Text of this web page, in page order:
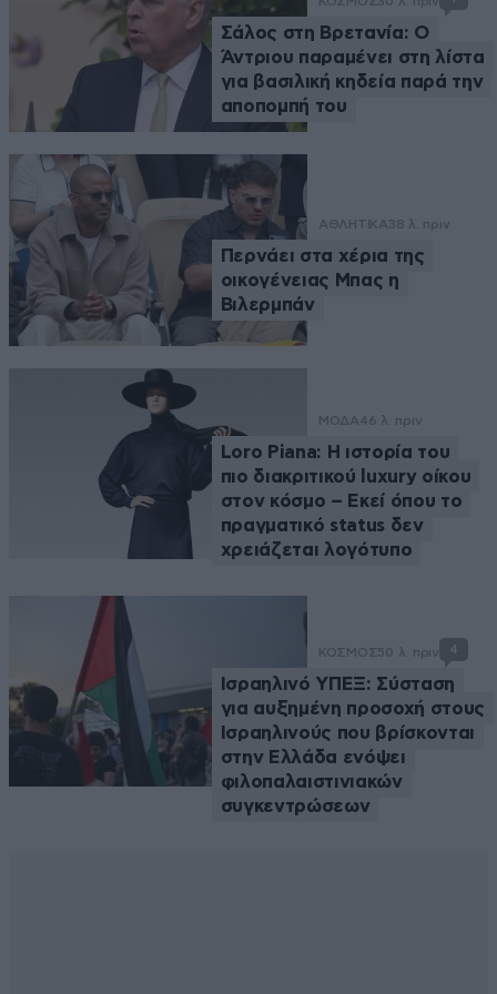
Σάλος στη Βρετανία: Ο
Άντριου παραμένει στη λίστα
για βασιλική κηδεία παρά την
αποπομπή του
ΑΘΛΗΤΙΚΑ38 λ. πριν
Περνάει στα χέρια της
οικογένειας Μπας η
Βιλερμπάν
ΜΟΔΑ46 λ. πριν
Loro Piana: Η ιστορία του
πιο διακριτικού luxury οίκου
στον κόσμο – Εκεί όπου το
πραγματικό status δεν
χρειάζεται λογότυπο
ΚΟΣΜΟΣ50 λ. πριν 4
Ισραηλινό ΥΠΕΞ: Σύσταση
για αυξημένη προσοχή στους
Ισραηλινούς που βρίσκονται
στην Ελλάδα ενόψει
φιλοπαλαιστινιακών
συγκεντρώσεων